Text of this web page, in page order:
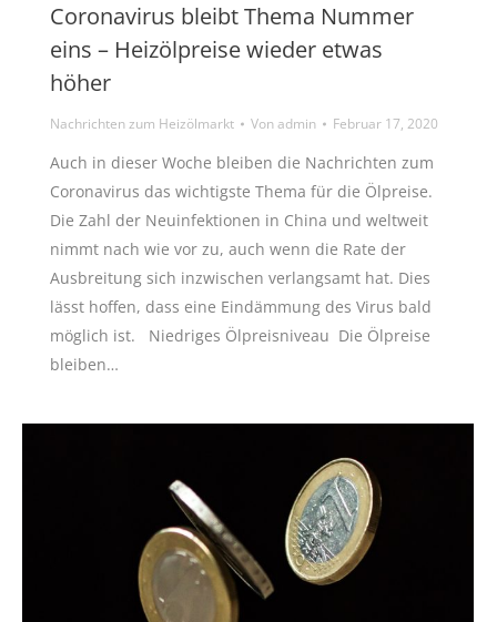
Coronavirus bleibt Thema Nummer
eins – Heizölpreise wieder etwas
höher
Nachrichten zum Heizölmarkt Vonadmin Februar 17, 2020
Auch in dieser Woche bleiben die Nachrichten zum
Coronavirus das wichtigste Thema für die Ölpreise.
Die Zahl der Neuinfektionen in China und weltweit
nimmt nach wie vor zu, auch wenn die Rate der
Ausbreitung sich inzwischen verlangsamt hat. Dies
lässt hoffen, dass eine Eindämmung des Virus bald
möglich ist. Niedriges Ölpreisniveau Die Ölpreise
bleiben…